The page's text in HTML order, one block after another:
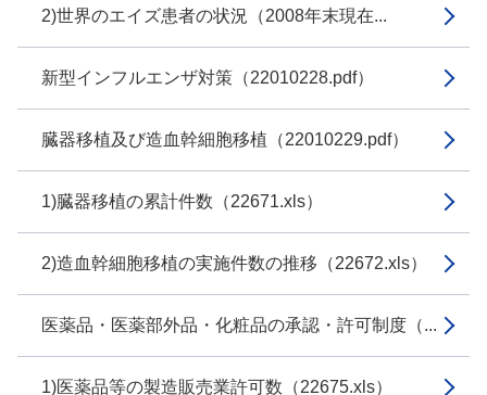
2)世界のエイズ患者の状況（2008年末現在...
新型インフルエンザ対策（22010228.pdf）
臓器移植及び造血幹細胞移植（22010229.pdf）
1)臓器移植の累計件数（22671.xls）
2)造血幹細胞移植の実施件数の推移（22672.xls）
医薬品・医薬部外品・化粧品の承認・許可制度（...
1)医薬品等の製造販売業許可数（22675.xls）